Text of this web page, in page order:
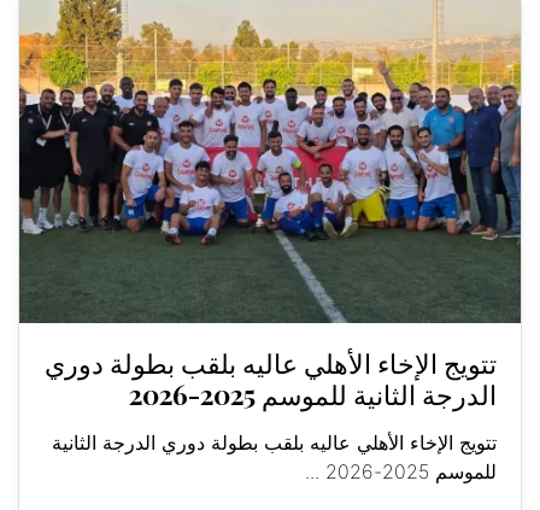
تتويج الإخاء الأهلي عاليه بلقب بطولة دوري
الدرجة الثانية للموسم 2025-2026
تتويج الإخاء الأهلي عاليه بلقب بطولة دوري الدرجة الثانية
للموسم 2025-2026 ...